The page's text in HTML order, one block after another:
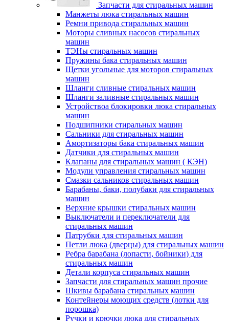
Запчасти для стиральных машин
Манжеты люка стиральных машин
Ремни привода стиральных машин
Моторы сливных насосов стиральных
машин
ТЭНы стиральных машин
Пружины бака стиральных машин
Щетки угольные для моторов стиральных
машин
Шланги сливные стиральных машин
Шланги заливные стиральных машин
Устройствоа блокировки люка стиральных
машин
Подшипники стиральных машин
Сальники для стиральных машин
Амортизаторы бака стиральных машин
Датчики для стиральных машин
Клапаны для стиральных машин ( КЭН)
Модули управления стиральных машин
Смазки сальников стиральных машин
Барабаны, баки, полубаки для стиральных
машин
Верхние крышки стиральных машин
Выключатели и переключатели для
стиральных машин
Патрубки для стиральных машин
Петли люка (дверцы) для стиральных машин
Ребра барабана (лопасти, бойники) для
стиральных машин
Детали корпуса стиральных машин
Запчасти для стиральных машин прочие
Шкивы барабана стиральных машин
Контейнеры моющих средств (лотки для
порошка)
Ручки и крючки люка для стиральных